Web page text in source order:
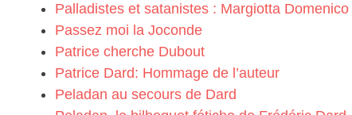
Palladistes et satanistes : Margiotta Domenico
Passez moi la Joconde
Patrice cherche Dubout
Patrice Dard: Hommage de l’auteur
Peladan au secours de Dard